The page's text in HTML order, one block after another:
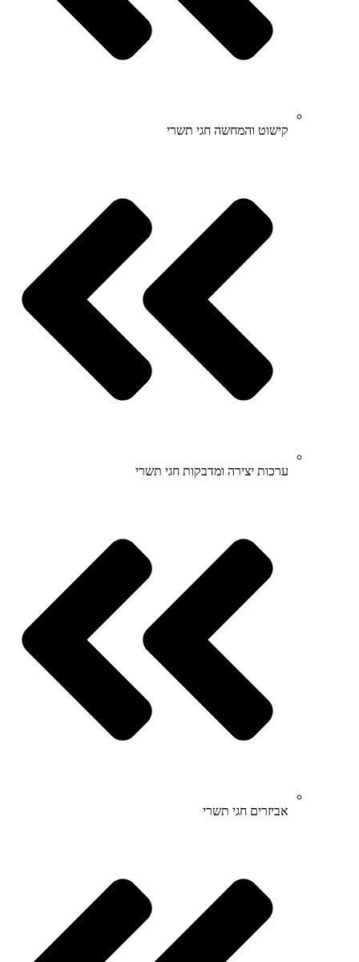
קישוט והמחשה חגי תשרי
ערכות יצירה ומדבקות חגי תשרי
אביזרים חגי תשרי